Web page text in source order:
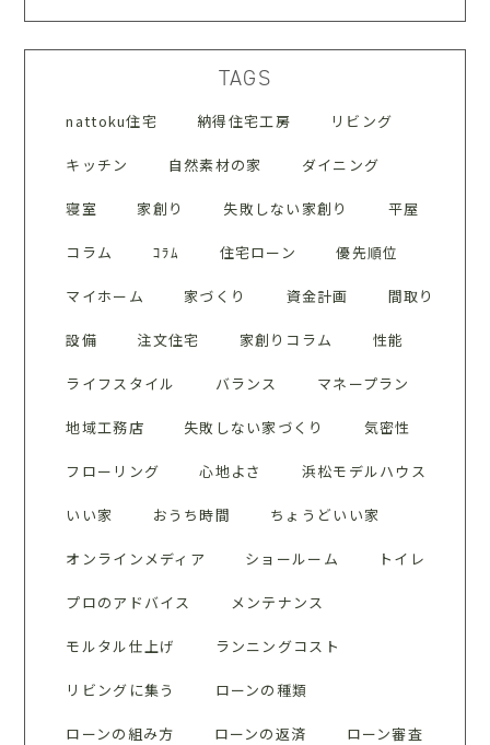
TAGS
nattoku住宅 納得住宅工房 リビング
キッチン 自然素材の家 ダイニング
寝室 家創り 失敗しない家創り 平屋
コラム ｺﾗﾑ 住宅ローン 優先順位
マイホーム 家づくり 資金計画 間取り
設備 注文住宅 家創りコラム 性能
ライフスタイル バランス マネープラン
地域工務店 失敗しない家づくり 気密性
フローリング 心地よさ 浜松モデルハウス
いい家 おうち時間 ちょうどいい家
オンラインメディア ショールーム トイレ
プロのアドバイス メンテナンス
モルタル仕上げ ランニングコスト
リビングに集う ローンの種類
ローンの組み方 ローンの返済 ローン審査